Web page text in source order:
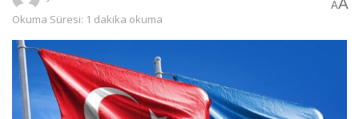
Okuma Süresi: 1 dakika okuma
AA